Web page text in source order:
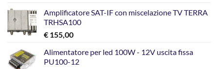
Amplificatore SAT-IF con miscelazione TV TERRA
TRHSA100
€ 155,00
Alimentatore per led 100W - 12V uscita fissa
PU100-12